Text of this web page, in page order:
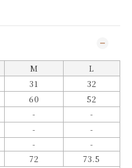
M
L
31
32
60
52
-
-
-
-
-
-
72
73.5